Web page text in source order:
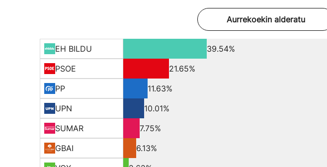
Aurrekoekin alderatu
EH BILDU
39.54%
PSOE
21.65%
PP
11.63%
UPN
10.01%
SUMAR
7.75%
GBAI
6.13%